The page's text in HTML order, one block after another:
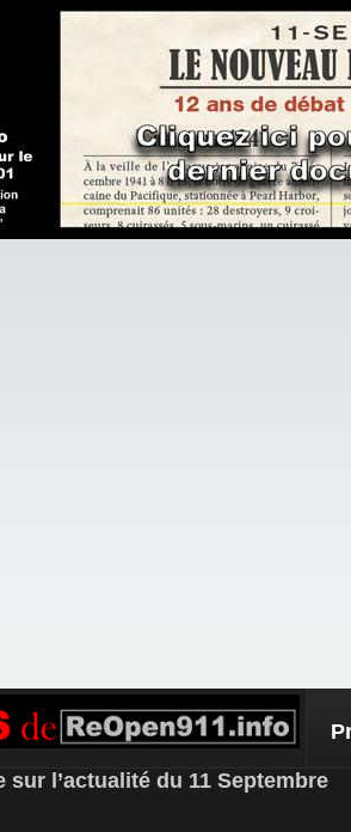
– NEWS
sur l’actualité du 11 Septembre